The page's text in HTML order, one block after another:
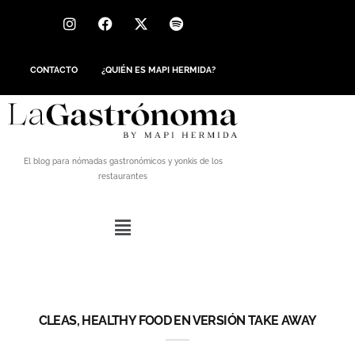
CONTACTO ¿QUIÉN ES MAPI HERMIDA?
El blog para nómadas gastronómicos y yonkis de los
restaurantes
CLEAS, HEALTHY FOOD EN VERSIÓN TAKE AWAY